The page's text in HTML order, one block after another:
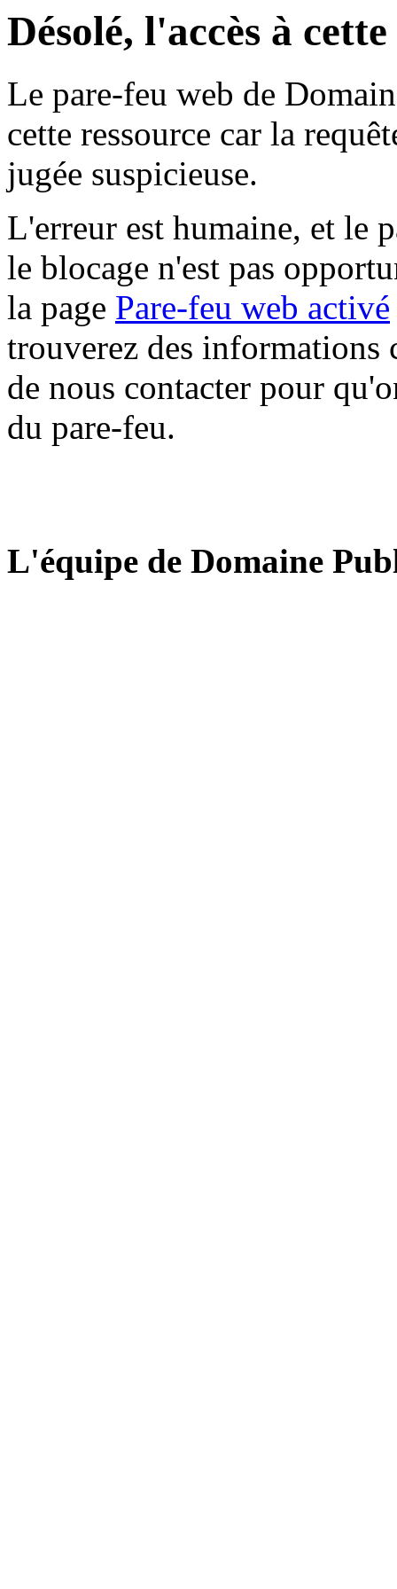
Désolé, l'accès à
Le pare-feu web de
cette ressource car la
jugée suspicieuse.
L'erreur est humaine, et le
le blocage n'est pas
la page Pare-feu web activé
trouverez des informations
de nous contacter pour
du pare-feu.
L'équipe de Domaine